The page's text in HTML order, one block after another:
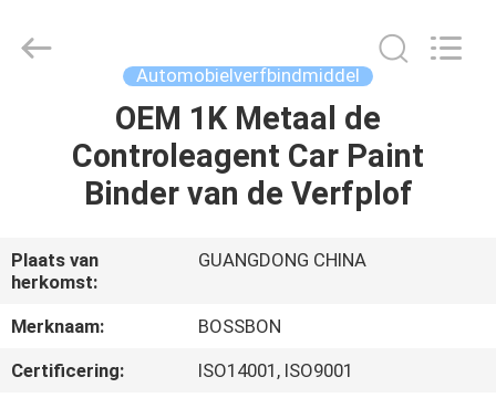
PRODUCTEN
ONGEVEER
ONS
FABRIEKSREIS
Supplies
Co.,Ltd..
Automobielverfbindmiddel
OEM 1K Metaal de
Controleagent Car Paint
Binder van de Verfplof
Plaats van
herkomst:
GUANGDONG CHINA
Merknaam:
BOSSBON
Certificering:
ISO14001, ISO9001